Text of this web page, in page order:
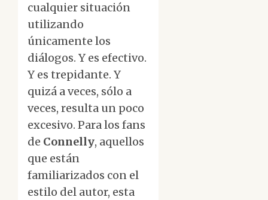
cualquier situación
utilizando
únicamente los
diálogos. Y es efectivo.
Y es trepidante. Y
quizá a veces, sólo a
veces, resulta un poco
excesivo. Para los fans
de Connelly, aquellos
que están
familiarizados con el
estilo del autor, esta